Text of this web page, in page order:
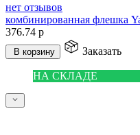
нет отзывов
комбинированная флешка
376.74 р
В корзину Заказать
НА СКЛАДЕ